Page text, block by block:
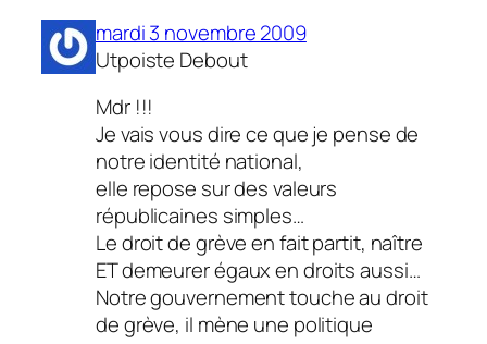
mardi 3 novembre 2009
Utpoiste Debout
Mdr !!!
Je vais vous dire ce que je pense de
notre identité national,
elle repose sur des valeurs
républicaines simples…
Le droit de grève en fait partit, naître
ET demeurer égaux en droits aussi…
Notre gouvernement touche au droit
de grève, il mène une politique